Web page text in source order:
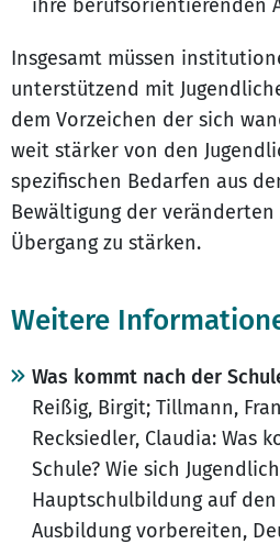
ihre berufsorientierenden
Insgesamt müssen
unterstützend mit
dem Vorzeichen der sich
weit stärker von den
spezifischen Bedarfen aus
Bewältigung der
Übergang zu stärken.
Weitere
Was kommt nach der
Reißig, Birgit; Tillmann,
Recksiedler, Claudia: Was
Schule? Wie sich
Hauptschulbildung auf
Ausbildung vorbereiten,